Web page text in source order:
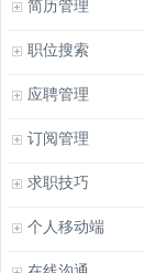
简历管理
职位搜索
应聘管理
订阅管理
求职技巧
个人移动端